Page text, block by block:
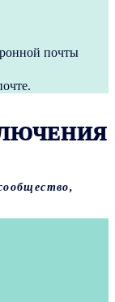
почты